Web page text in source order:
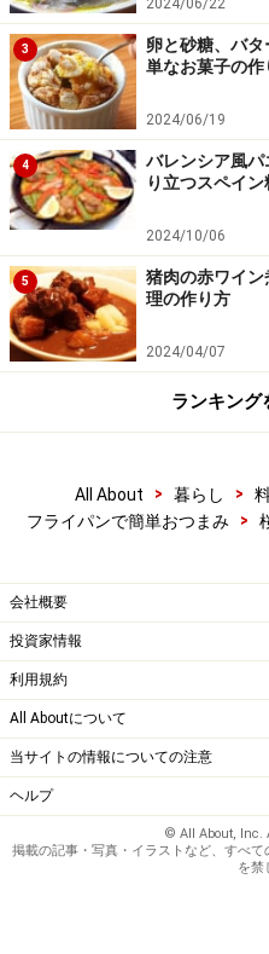
い。
※衛生面および保存状態に起因
す場合があります。必ず清潔
べく早めにお召し上がりくださ
法に注意してください。
【編集部おすすめの購入サイト
Amazonで人気レシ
楽天市場で人気レシ
2024/06/22
3
卵と砂糖、バ
単なお菓子の作
2024/06/19
4
バレンシア風
り立つスペイン
2024/10/06
5
猪肉の赤ワイ
理の作り方
2024/04/07
ランキング
All About > 暮らし >
フライパンで簡単おつまみ
>
会社概要
投資家情報
利用規約
All Aboutについて
当サイトの情報についての注意
ヘルプ
© All About, Inc.
掲載の記事・写真・イラストなど、すべ
を禁